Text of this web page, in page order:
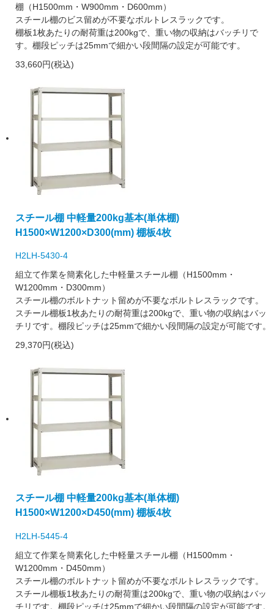
棚（H1500mm・W900mm・D600mm）
スチール棚のビス留めが不要なボルトレスラックです。
棚板1枚あたりの耐荷重は200kgで、重い物の収納はバッチリで
す。棚段ピッチは25mmで細かい段間隔の設定が可能です。
33,660円(税込)
スチール棚 中軽量200kg基本(単体棚)
H1500×W1200×D300(mm) 棚板4枚
H2LH-5430-4
組立て作業を簡素化した中軽量スチール棚（H1500mm・
W1200mm・D300mm）
スチール棚のボルトナット留めが不要なボルトレスラックです。
スチール棚板1枚あたりの耐荷重は200kgで、重い物の収納はバッ
チリです。棚段ピッチは25mmで細かい段間隔の設定が可能です。
29,370円(税込)
スチール棚 中軽量200kg基本(単体棚)
H1500×W1200×D450(mm) 棚板4枚
H2LH-5445-4
組立て作業を簡素化した中軽量スチール棚（H1500mm・
W1200mm・D450mm）
スチール棚のボルトナット留めが不要なボルトレスラックです。
スチール棚板1枚あたりの耐荷重は200kgで、重い物の収納はバッ
チリです。棚段ピッチは25mmで細かい段間隔の設定が可能です。